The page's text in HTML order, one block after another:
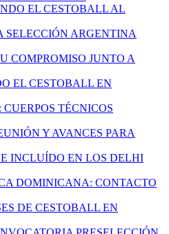
EL CESTOBALL AL
SELECCIÓN ARGENTINA
COMPROMISO JUNTO A
EL CESTOBALL EN
TÉCNICOS
Y AVANCES PARA
INCLUÍDO EN LOS DELHI
DOMINICANA: CONTACTO
DE CESTOBALL EN